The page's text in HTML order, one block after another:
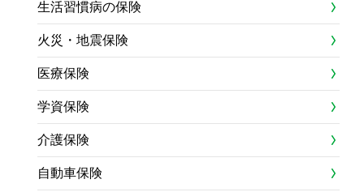
生活習慣病の保険
火災・地震保険
医療保険
学資保険
介護保険
自動車保険